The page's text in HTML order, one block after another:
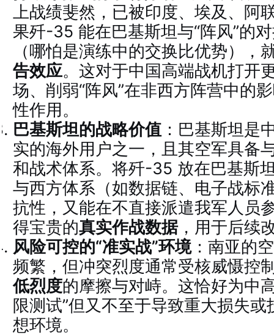
上战绩斐然，已被印度、埃及、阿
果歼-35 能在巴基斯坦与“阵风”的
（哪怕是演练中的交换比优势），
告效应。这对于中国高端战机打开
场、削弱“阵风”在非西方阵营中的
性作用。
巴基斯坦的战略价值 ：巴基斯坦是
实的海外用户之一，且其空军具备
和战术体系。将歼-35 放在巴基斯
与西方体系（如数据链、电子战标
抗性，又能在不直接派遣我军人员
得宝贵的真实作战数据，用于后续
风险可控的“准实战”环境：南亚的
频繁，但冲突烈度通常受核威慑控
低烈度的摩擦与对峙。这恰好为中
限测试”但又不至于导致重大损失
想环境。